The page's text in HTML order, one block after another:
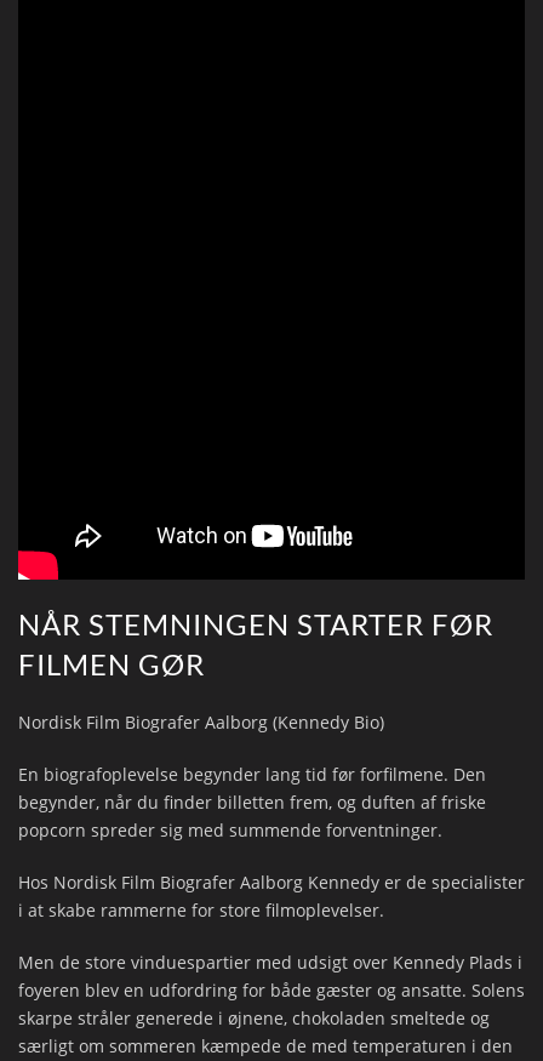
NÅR STEMNINGEN STARTER FØR
FILMEN GØR
Nordisk Film Biografer Aalborg (Kennedy Bio)
En biografoplevelse begynder lang tid før forfilmene. Den
begynder, når du finder billetten frem, og duften af friske
popcorn spreder sig med summende forventninger.
Hos Nordisk Film Biografer Aalborg Kennedy er de specialister
i at skabe rammerne for store filmoplevelser.
Men de store vinduespartier med udsigt over Kennedy Plads i
foyeren blev en udfordring for både gæster og ansatte. Solens
skarpe stråler generede i øjnene, chokoladen smeltede og
særligt om sommeren kæmpede de med temperaturen i den